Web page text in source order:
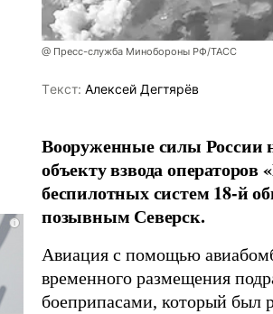
@ Пресс-служба Минобороны РФ/ТАСС
Tекст: Алексей Дегтярёв
Вооруженные силы России
объекту взвода
беспилотных систем 18-й
позывным Северск.
Авиация с помощью
временного размещения
боеприпасами, который был